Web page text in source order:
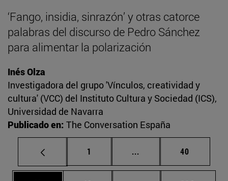
‘Fango, insidia, sinrazón’ y otras catorce
palabras del discurso de Pedro Sánchez
para alimentar la polarización
Inés Olza
Investigadora del grupo 'Vínculos, creatividad y
cultura' (VCC) del Instituto Cultura y Sociedad (ICS),
Universidad de Navarra
Publicado en: The Conversation España
Página
1 ... Páginas intermedias
Página
40